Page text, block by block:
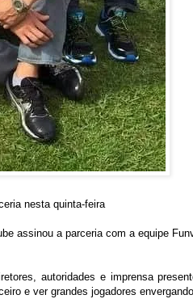
nesta quinta-feira
assinou a parceria com a equipe
autoridades e imprensa
e ver grandes jogadores